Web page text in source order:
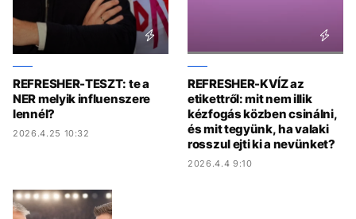
REFRESHER-TESZT: te a
NER melyik influenszere
lennél?
2026.4.25 10:32
REFRESHER-KVÍZ az
etikettről: mit nem illik
kézfogás közben csinálni,
és mit tegyünk, ha valaki
rosszul ejti ki a nevünket?
2026.4.4 9:10